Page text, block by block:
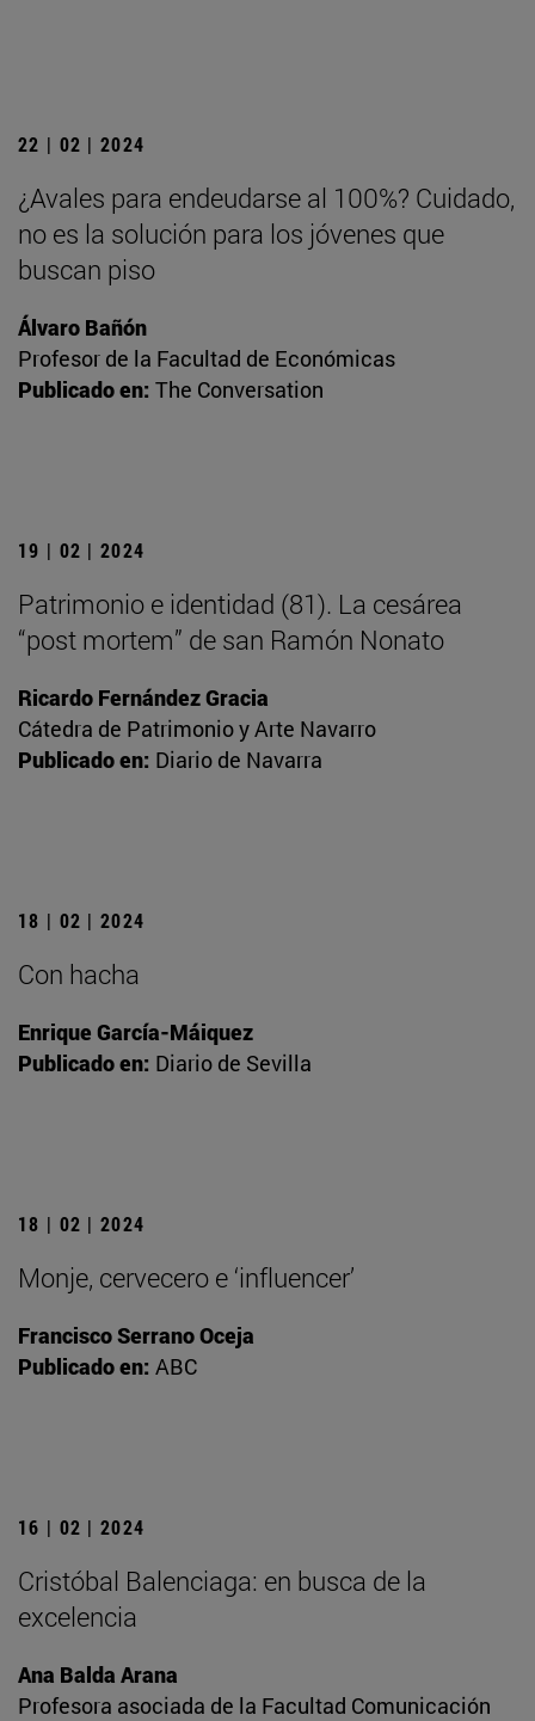
22 | 02 | 2024
¿Avales para endeudarse al 100%? Cuidado,
no es la solución para los jóvenes que
buscan piso
Álvaro Bañón
Profesor de la Facultad de Económicas
Publicado en: The Conversation
19 | 02 | 2024
Patrimonio e identidad (81). La cesárea
“post mortem” de san Ramón Nonato
Ricardo Fernández Gracia
Cátedra de Patrimonio y Arte Navarro
Publicado en: Diario de Navarra
18 | 02 | 2024
Con hacha
Enrique García-Máiquez
Publicado en: Diario de Sevilla
18 | 02 | 2024
Monje, cervecero e ‘influencer’
Francisco Serrano Oceja
Publicado en: ABC
16 | 02 | 2024
Cristóbal Balenciaga: en busca de la
excelencia
Ana Balda Arana
Profesora asociada de la Facultad Comunicación